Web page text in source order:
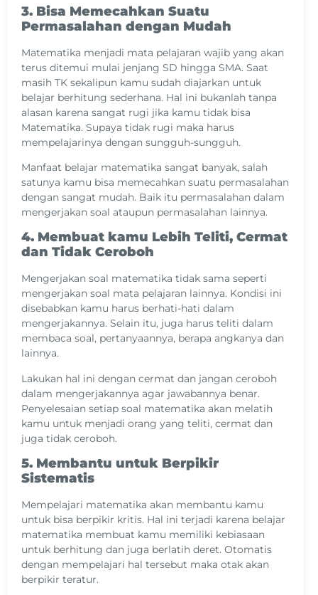
3. Bisa Memecahkan Suatu
Permasalahan dengan Mudah
Matematika menjadi mata pelajaran wajib yang akan
terus ditemui mulai jenjang SD hingga SMA. Saat
masih TK sekalipun kamu sudah diajarkan untuk
belajar berhitung sederhana. Hal ini bukanlah tanpa
alasan karena sangat rugi jika kamu tidak bisa
Matematika. Supaya tidak rugi maka harus
mempelajarinya dengan sungguh-sungguh.
Manfaat belajar matematika sangat banyak, salah
satunya kamu bisa memecahkan suatu permasalahan
dengan sangat mudah. Baik itu permasalahan dalam
mengerjakan soal ataupun permasalahan lainnya.
4. Membuat kamu Lebih Teliti, Cermat
dan Tidak Ceroboh
Mengerjakan soal matematika tidak sama seperti
mengerjakan soal mata pelajaran lainnya. Kondisi ini
disebabkan kamu harus berhati-hati dalam
mengerjakannya. Selain itu, juga harus teliti dalam
membaca soal, pertanyaannya, berapa angkanya dan
lainnya.
Lakukan hal ini dengan cermat dan jangan ceroboh
dalam mengerjakannya agar jawabannya benar.
Penyelesaian setiap soal matematika akan melatih
kamu untuk menjadi orang yang teliti, cermat dan
juga tidak ceroboh.
5. Membantu untuk Berpikir
Sistematis
Mempelajari matematika akan membantu kamu
untuk bisa berpikir kritis. Hal ini terjadi karena belajar
matematika membuat kamu memiliki kebiasaan
untuk berhitung dan juga berlatih deret. Otomatis
dengan mempelajari hal tersebut maka otak akan
berpikir teratur.